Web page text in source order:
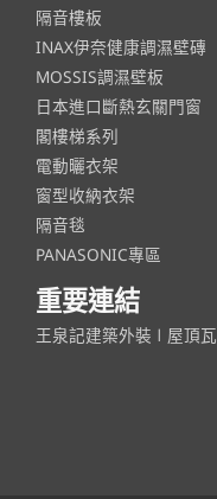
隔音樓板
INAX伊奈健康調濕壁磚
MOSSIS調濕壁板
日本進口斷熱玄關門窗
閣樓梯系列
電動曬衣架
窗型收納衣架
隔音毯
PANASONIC專區
重要連結
王泉記建築外裝 ǀ 屋頂瓦